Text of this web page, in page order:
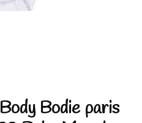
Bodie paris